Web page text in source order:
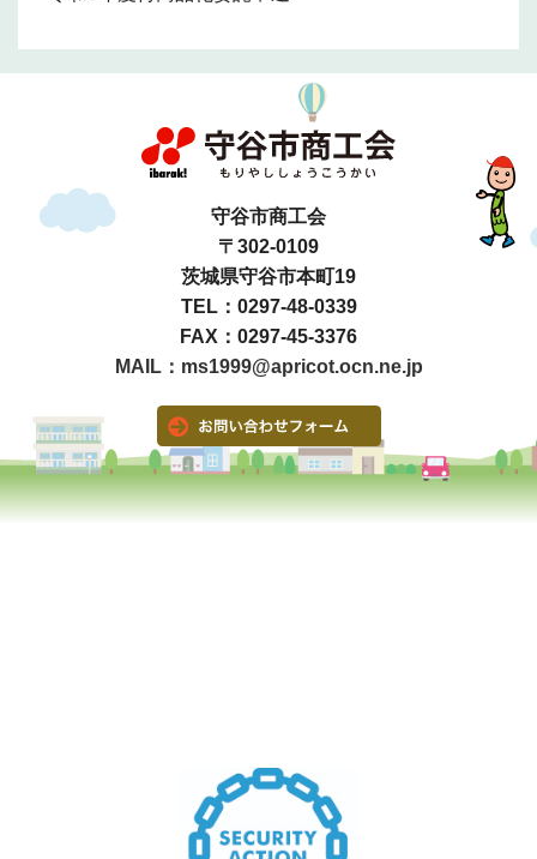
守谷市商工会
〒302-0109
茨城県守谷市本町19
TEL：0297-48-0339
FAX：0297-45-3376
MAIL：ms1999@apricot.ocn.ne.jp